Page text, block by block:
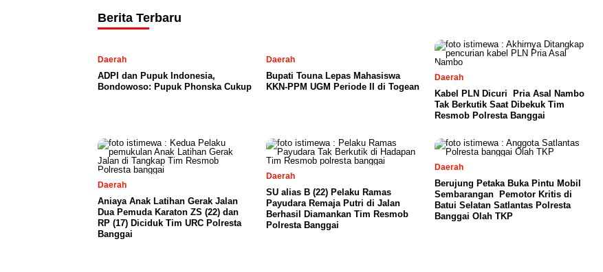
Berita Terbaru
Daerah
ADPI dan Pupuk Indonesia,
Bondowoso: Pupuk Phonska Cukup
Daerah
Bupati Touna Lepas Mahasiswa
KKN-PPM UGM Periode II di Togean
Daerah
Kabel PLN Dicuri Pria Asal Nambo
Tak Berkutik Saat Dibekuk Tim
Resmob Polresta Banggai
Daerah
Aniaya Anak Latihan Gerak Jalan
Dua Pemuda Karaton ZS (22) dan
RP (17) Diciduk Tim URC Polresta
Banggai
Daerah
SU alias B (22) Pelaku Ramas
Payudara Remaja Putri di Jalan
Berhasil Diamankan Tim Resmob
Polresta Banggai
Daerah
Berujung Petaka Buka Pintu Mobil
Sembarangan Pemotor Kritis di
Batui Selatan Satlantas Polresta
Banggai Olah TKP